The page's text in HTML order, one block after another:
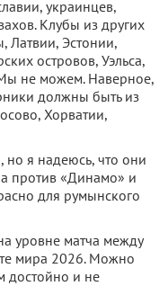
украинцев,
Клубы из других
Латвии, Эстонии,
островов, Уэльса,
не можем. Наверное,
должны быть из
Хорватии,
но я надеюсь, что они
против «Динамо» и
для румынского
уровне матча между
мира 2026. Можно
достойно и не